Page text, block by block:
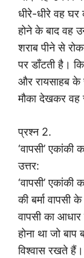
धीरे-धीरे वह घर
होने के बाद वह
शराब पीने से
पर डाँटती है।
और रायसाहब के
मौका देखकर वह
प्रश्न 2.
‘वापसी’
उत्तर:
‘वापसी’
की बर्मा वापसी
वापसी का आधार
होना था जो
विश्वास रखते